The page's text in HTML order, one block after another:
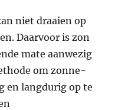
niet draaien op
Daarvoor is zon
mate aanwezig
om zonne-
en langdurig op te